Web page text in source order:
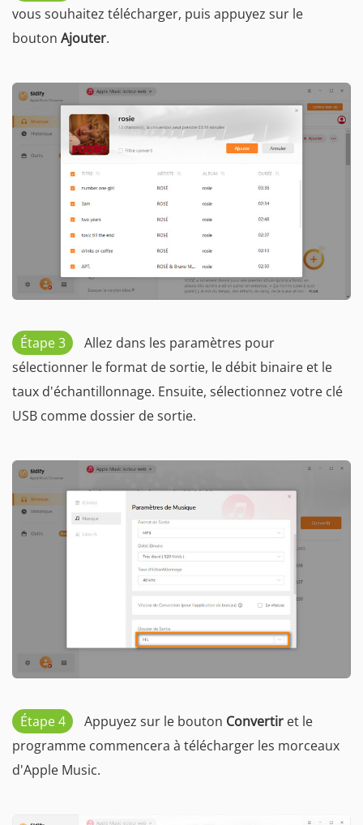
vous souhaitez télécharger, puis appuyez sur le
bouton Ajouter.
Étape 3
Allez dans les paramètres pour
sélectionner le format de sortie, le débit binaire et le
taux d'échantillonnage. Ensuite, sélectionnez votre clé
USB comme dossier de sortie.
Étape 4 Appuyez sur le bouton Convertir et le
programme commencera à télécharger les morceaux
d'Apple Music.